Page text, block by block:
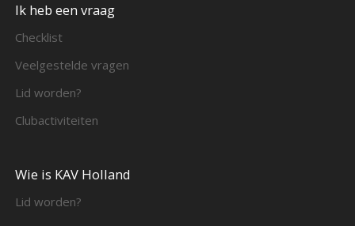
Ik heb een vraag
Checklist
Veelgestelde vragen
Lid worden?
Clubactiviteiten
Wie is KAV Holland
Lid worden?